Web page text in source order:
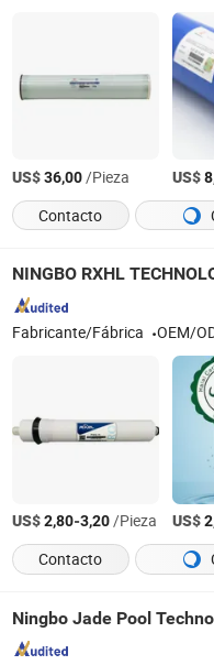
US$36,00/Pieza US$
Contacto
NINGBO RXHL
Fabricante/Fábrica OEM/
US$2,80-3,20/Pieza US$
Contacto
Ningbo Jade Pool